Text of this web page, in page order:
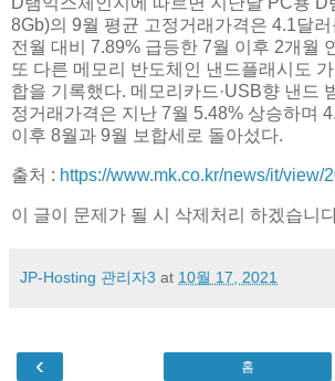
8Gb)의 9월 평균 고정거래가격은 4.1달
전월 대비 7.89% 급등한 7월 이후 2개월
또 다른 메모리 반도체인 낸드플래시도
합을 기록했다. 메모리카드·USB향 낸드
정거래가격은 지난 7월 5.48% 상승하며
이후 8월과 9월 보합세로 돌아섰다.
출처 : https://www.mk.co.kr/news/it/view/
이 글이 문제가 될 시 삭제처리 하겠습니
JP-Hosting 관리자3 at 10월 17, 2021
‹ 홈